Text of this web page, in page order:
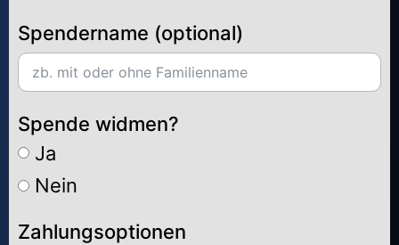
Spendername (optional)
Spende widmen?
Ja
Nein
Zahlungsoptionen